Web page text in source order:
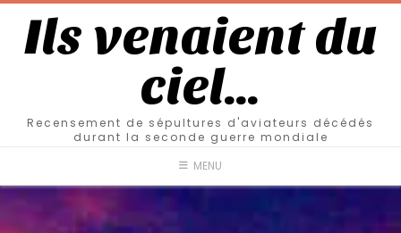
Ils venaient du
ciel…
Recensement de sépultures d'aviateurs décédés
durant la seconde guerre mondiale
MENU